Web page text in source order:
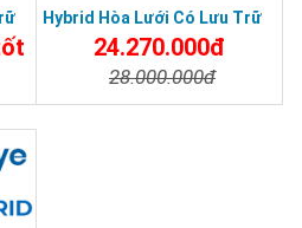
Hybrid Hòa Lưới Có Lưu Trữ
DEYE 5KW 1 Pha
24.270.000đ
28.000.000đ